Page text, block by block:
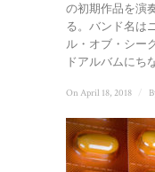
の初期作品を演
る。バンド名は
ル・オブ・シー
ドアルバムにち
On April 18, 2018